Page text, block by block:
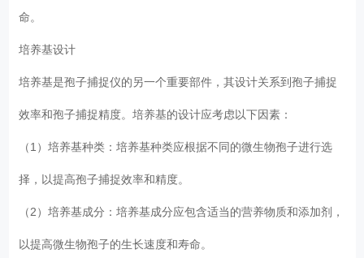
命。
培养基设计
培养基是孢子捕捉仪的另一个重要部件，其设计关系到孢子捕捉
效率和孢子捕捉精度。培养基的设计应考虑以下因素：
（1）培养基种类：培养基种类应根据不同的微生物孢子进行选
择，以提高孢子捕捉效率和精度。
（2）培养基成分：培养基成分应包含适当的营养物质和添加剂，
以提高微生物孢子的生长速度和寿命。